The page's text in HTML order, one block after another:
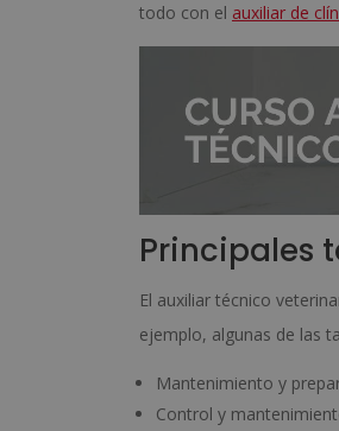
todo con el auxiliar de
Principales
El auxiliar técnico
ejemplo, algunas de las
Mantenimiento y
Control y